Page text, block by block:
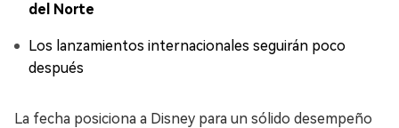
del Norte
Los lanzamientos internacionales seguirán poco
después
La fecha posiciona a Disney para un sólido desempeño